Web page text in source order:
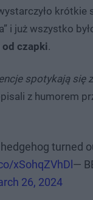
krótkie
i już wszystko
czapki.
spotykają się
z humorem
turned
xSohqZVhDl—
26, 2024